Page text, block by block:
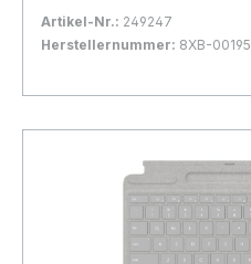
Schutzhülle
Artikel-Nr.: 249247
Herstellernummer: 8XB-00195
In den Warenkorb